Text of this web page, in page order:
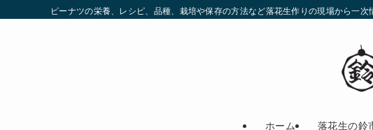
ピーナツの栄養、レシピ、品種、栽培や保存の方法など落花生作りの現場から一次
ホーム 落花生の鈴